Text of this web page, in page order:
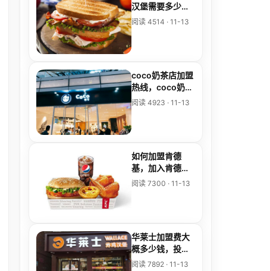
汉堡需要多少
钱，加盟费公布
阅读 4514 · 11-13
coco奶茶店加盟
热线，coco奶茶
店加盟费电话号
阅读 4923 · 11-13
如何加盟肯德
基，加入肯德基
需要什么条件
阅读 7300 · 11-13
华莱士加盟费大
概多少钱，投资
者要准备多少
阅读 7892 · 11-13